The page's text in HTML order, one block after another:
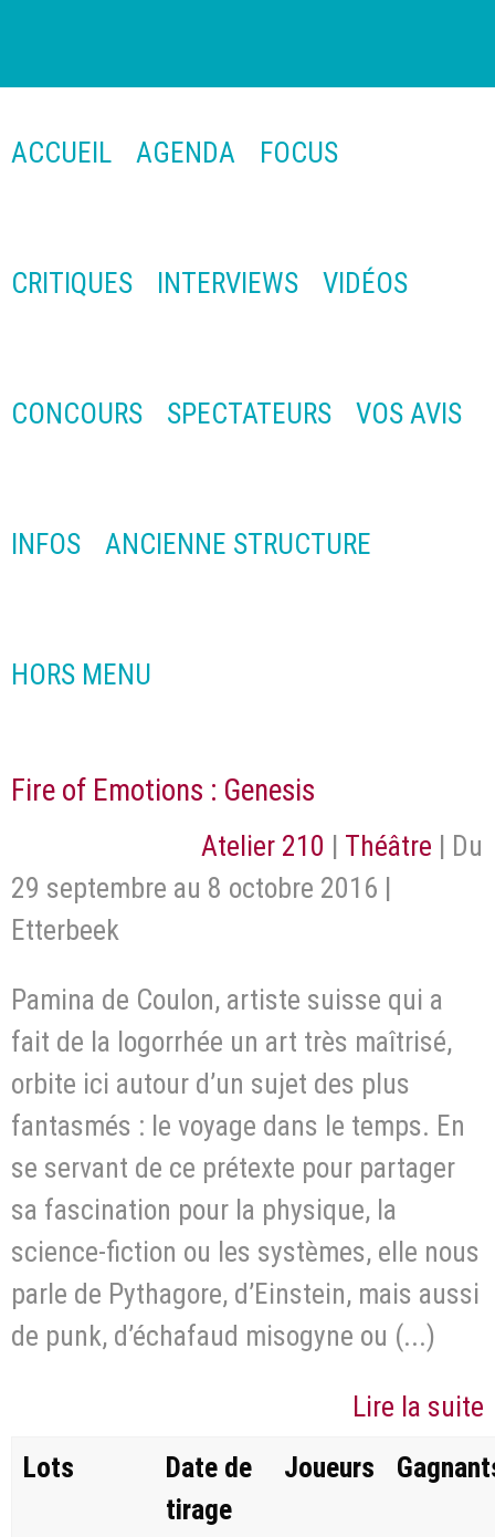
ACCUEIL AGENDA FOCUS
CRITIQUES INTERVIEWS VIDÉOS
CONCOURS SPECTATEURS VOS AVIS
INFOS ANCIENNE STRUCTURE
HORS MENU
Fire of Emotions : Genesis
Atelier 210 | Théâtre
29 septembre au 8 octobre 2016 |
Etterbeek
Pamina de Coulon, artiste suisse qui a
fait de la logorrhée un art très maîtrisé,
orbite ici autour d’un sujet des plus
fantasmés : le voyage dans le temps. En
se servant de ce prétexte pour partager
sa fascination pour la physique, la
science-fiction ou les systèmes, elle nous
parle de Pythagore, d’Einstein, mais aussi
de punk, d’échafaud misogyne ou (...)
Lire la suite
Lots
Date de
tirage
Joueurs